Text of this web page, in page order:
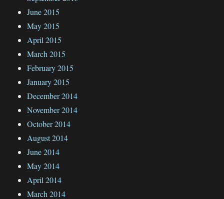
June 2015
May 2015
April 2015
March 2015
February 2015
January 2015
December 2014
November 2014
October 2014
August 2014
June 2014
May 2014
April 2014
March 2014